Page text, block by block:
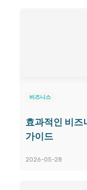
비즈니스
효과적인 비즈
가이드
2026-05-28